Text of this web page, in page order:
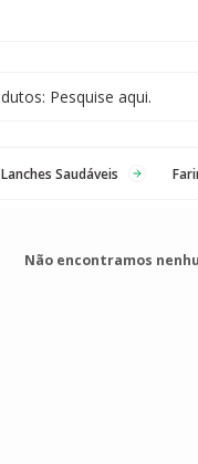
Lanches Saudáveis
Não encontramos